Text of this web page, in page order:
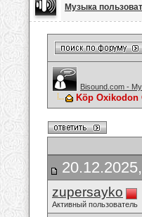
Музыка
Bisound.com -
Köp
zupersayko
Активный пользователь